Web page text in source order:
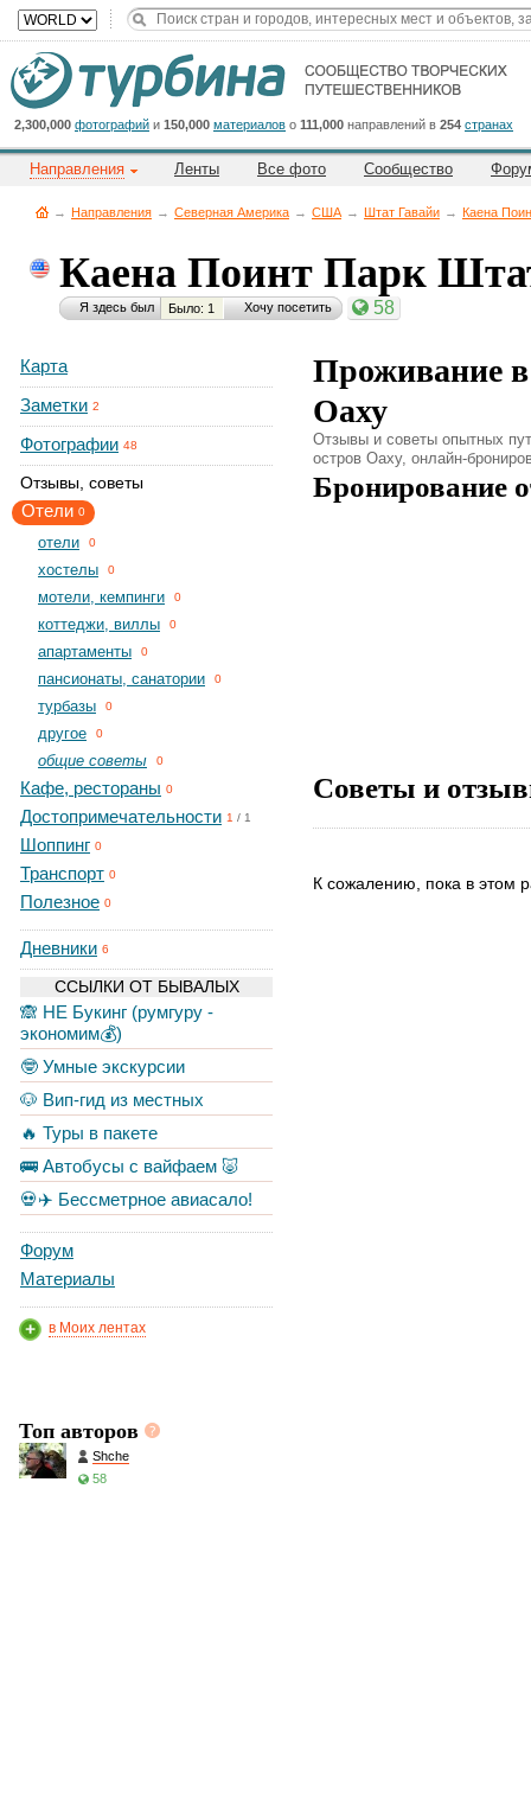
2,300,000 фотографий и 150,000 материалов о 111,000 направлений в 254 странах
Направления Ленты Все фото Сообщество
→ Направления → Северная Америка → CША → Штат Гавайи → Каена
Каена Поинт Парк
Я здесь был Было: 1 Хочу посетить 58
Карта
Заметки 2
Фотографии 48
Отзывы, советы
Отели 0
отели 0
хостелы 0
мотели, кемпинги 0
коттеджи, виллы 0
апартаменты 0
пансионаты, санатории 0
турбазы 0
другое 0
общие советы 0
Кафе, рестораны 0
Достопримечательности 1 / 1
Шоппинг 0
Транспорт 0
Полезное 0
Дневники 6
ССЫЛКИ ОТ БЫВАЛЫХ
🙈 НЕ Букинг (румгуру -
экономим💰)
🤓 Умные экскурсии
🐶 Вип-гид из местных
🔥 Туры в пакете
🚌 Автобусы с вайфаем 🐷
💀✈️ Бессметрное авиасало!
Форум
Материалы
в Моих лентах
Топ авторов
Shche
58
Проживание
Оаху
Отзывы и советы опытных
остров Оаху, онлайн-
Бронирование
Советы и
К сожалению, пока в этом
Cейчас
на
сайте:
Title
Button